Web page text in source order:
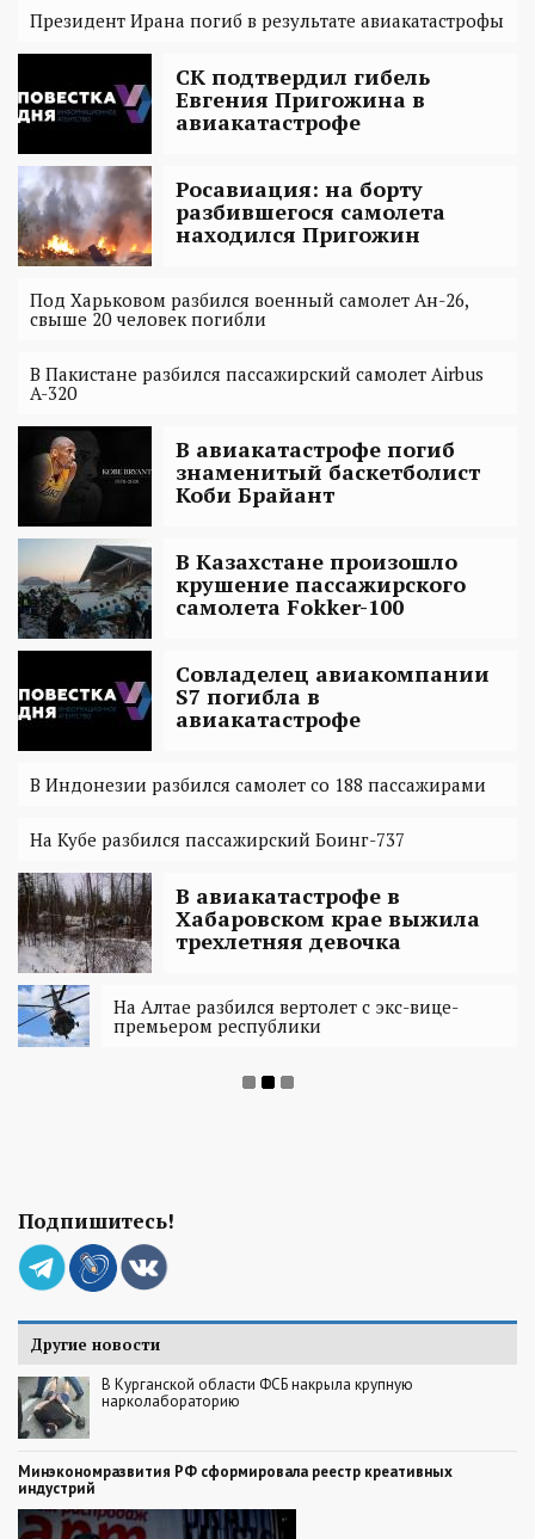
Президент Ирана погиб в результате авиакатастрофы
СК подтвердил гибель
Евгения Пригожина в
авиакатастрофе
Росавиация: на борту
разбившегося самолета
находился Пригожин
Под Харьковом разбился военный самолет Ан-26,
свыше 20 человек погибли
В Пакистане разбился пассажирский самолет Airbus
A-320
В авиакатастрофе погиб
знаменитый баскетболист
Коби Брайант
В Казахстане произошло
крушение пассажирского
самолета Fokker-100
Совладелец авиакомпании
S7 погибла в
авиакатастрофе
В Индонезии разбился самолет со 188 пассажирами
На Кубе разбился пассажирский Боинг-737
В авиакатастрофе в
Хабаровском крае выжила
трехлетняя девочка
На Алтае разбился вертолет с экс-вице-
премьером республики
Подпишитесь!
Другие новости
В Курганской области ФСБ накрыла крупную
нарколабораторию
Минэкономразвития РФ сформировала реестр креативных
индустрий